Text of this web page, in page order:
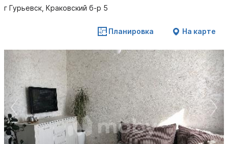
г Гурьевск, Краковский б-р 5
Планировка На карте